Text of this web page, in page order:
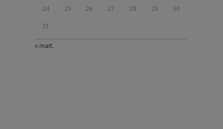
24 25 26 27 28 29 30
31
« mart.